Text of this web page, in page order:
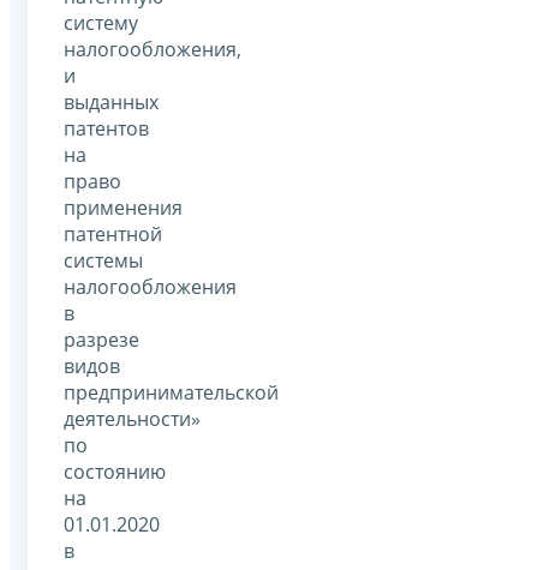
систему
налогообложения,
и
выданных
патентов
на
право
применения
патентной
системы
налогообложения
в
разрезе
видов
предпринимательской
деятельности»
по
состоянию
на
01.01.2020
в